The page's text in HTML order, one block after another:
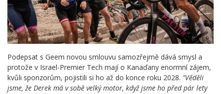
Podepsat s Geem novou smlouvu samozřejmě dává smysl a
protože v Israel-Premier Tech mají o Kanaďany enormní zájem,
kvůli sponzorům, pojistili si ho až do konce roku 2028. "Věděli
jsme, že Derek má v sobě velký motor, když jsme ho před pár lety